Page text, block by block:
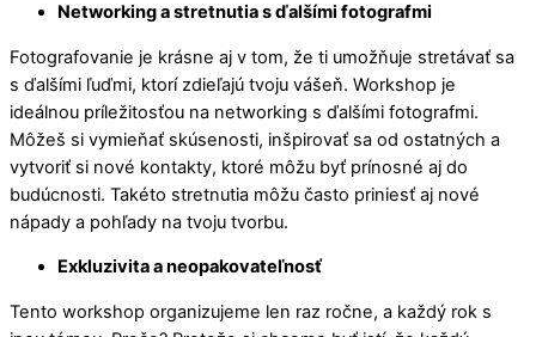
Networking a stretnutia s ďalšími fotografmi
Fotografovanie je krásne aj v tom, že ti umožňuje stretávať sa
s ďalšími ľuďmi, ktorí zdieľajú tvoju vášeň. Workshop je
ideálnou príležitosťou na networking s ďalšími fotografmi.
Môžeš si vymieňať skúsenosti, inšpirovať sa od ostatných a
vytvoriť si nové kontakty, ktoré môžu byť prínosné aj do
budúcnosti. Takéto stretnutia môžu často priniesť aj nové
nápady a pohľady na tvoju tvorbu.
Exkluzivita a neopakovateľnosť
Tento workshop organizujeme len raz ročne, a každý rok s